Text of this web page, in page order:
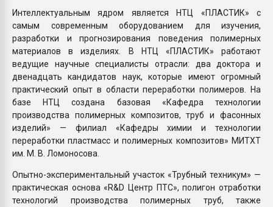
Интеллектуальным ядром является НТЦ «ПЛАСТИК» с
самым современным оборудованием для изучения,
разработки и прогнозирования поведения полимерных
материалов в изделиях. В НТЦ «ПЛАСТИК» работают
ведущие научные специалисты отрасли: два доктора и
двенадцать кандидатов наук, которые имеют огромный
практический опыт в области переработки полимеров. На
базе НТЦ создана базовая «Кафедра технологии
производства полимерных композитов, труб и фасонных
изделий» — филиал «Кафедры химии и технологии
переработки пластмасс и полимерных композитов» МИТХТ
им. М. В. Ломоносова.
Опытно-экспериментальный участок «Трубный техникум» —
практическая основа «R&D Центр ПТС», полигон отработки
технологий производства полимерных труб, также